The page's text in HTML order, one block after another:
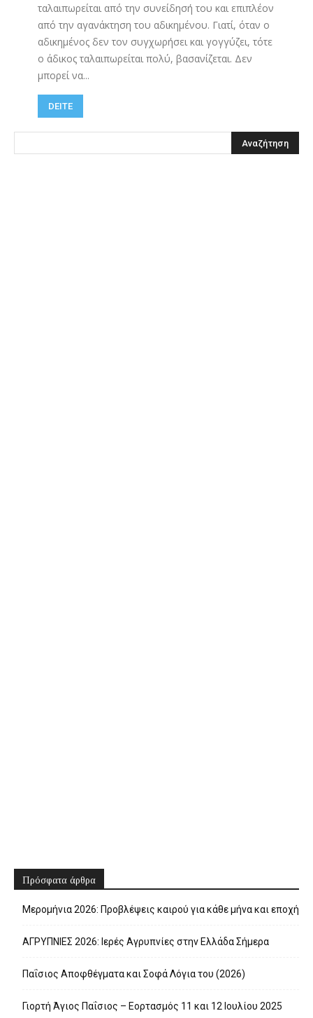
ταλαιπωρείται από την συνείδησή του και επιπλέον
από την αγανάκτηση του αδικημένου. Γιατί, όταν ο
αδικημένος δεν τον συγχωρήσει και γογγύζει, τότε
ο άδικος ταλαιπωρείται πολύ, βασανίζεται. Δεν
μπορεί να...
DEITE
Πρόσφατα άρθρα
Μερομήνια 2026: Προβλέψεις καιρού για κάθε μήνα και εποχή
ΑΓΡΥΠΝΙΕΣ 2026: Ιερές Αγρυπνίες στην Ελλάδα Σήμερα
Παΐσιος Αποφθέγματα και Σοφά Λόγια του (2026)
Γιορτή Άγιος Παΐσιος – Εορτασμός 11 και 12 Ιουλίου 2025